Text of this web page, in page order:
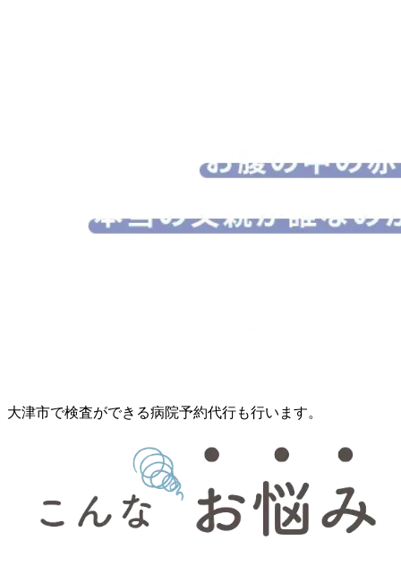
大津市で検査ができる病院予約代行も行います。